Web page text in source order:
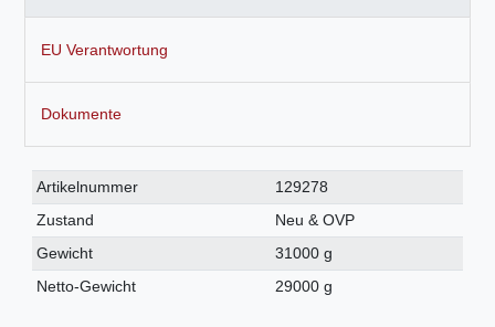
EU Verantwortung
Dokumente
Technisches
Merkmal
Wert
Artikelnummer
129278
Zustand
Neu & OVP
Gewicht
31000 g
Netto-Gewicht
29000 g